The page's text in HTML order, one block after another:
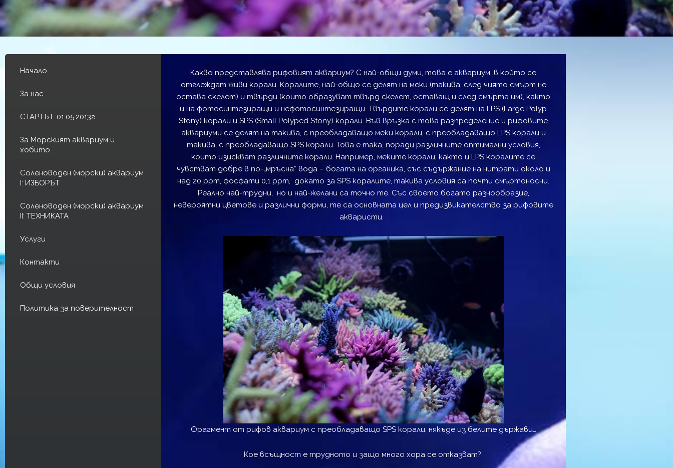
Начало
За нас
СТАРТЪТ-01.05.2013г
За Морският аквариум и
хобито
Соленоводен (морски) аквариум
I: ИЗБОРЪТ
Соленоводен (морски) аквариум
II: ТЕХНИКАТА
Услуги
Контакти
Общи условия
Политика за поверителност
Какво представлява рифовият аквариум? С най-общи думи, това е аквариум, в който се
отглеждат живи корали. Коралите, най-общо се делят на меки (такива, след чиято смърт не
остава скелет) и твърди (които образуват твърд скелет, оставащ и след смърта им), както
и на фотосинтезиращи и нефотосинтезиращи. Твърдите корали се делят на LPS (Large Polyp
Stony) корали и SPS (Small Polyped Stony) корали. Във връзка с това разпределение и рифовите
аквариуми се делят на такива, с преобладаващо меки корали, с преобладаващо LPS корали и
такива, с преобладаващо SPS корали. Това е така, поради различните оптимални условия,
които изискват различните корали. Например, меките корали, както и LPS коралите се
чувстват добре в по-„мръсна“ вода – богата на органика, със съдържание на нитрати около и
над 20 ppm, фосфати 0,1 ppm, докато за SPS коралите, такива условия са почти смъртоносни.
Реално най-трудни, но и най-желани са точно те. Със своето богато разнообразие,
невероятни цветове и различни форми, те са основната цел и предизвикателство за рифовите
акваристи.
Фрагмент от рифов аквариум с преобладаващо SPS корали, някъде из белите държави…
Кое всъщност е трудното и защо много хора се отказват?